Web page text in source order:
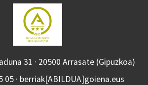
31 · 20500 Arrasate (Gipuzkoa)
05 · berriak[ABILDUA]goiena.eus